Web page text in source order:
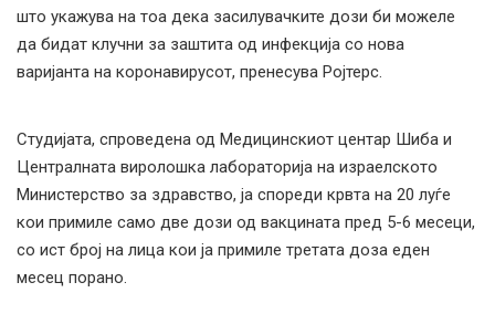
што укажува на тоа дека засилувачките дози би можеле
да бидат клучни за заштита од инфекција со нова
варијанта на коронавирусот, пренесува Ројтерс.
Студијата, спроведена од Медицинскиот центар Шиба и
Централната виролошка лабораторија на израелското
Министерство за здравство, ја спореди крвта на 20 луѓе
кои примиле само две дози од вакцината пред 5-6 месеци,
со ист број на лица кои ја примиле третата доза еден
месец порано.